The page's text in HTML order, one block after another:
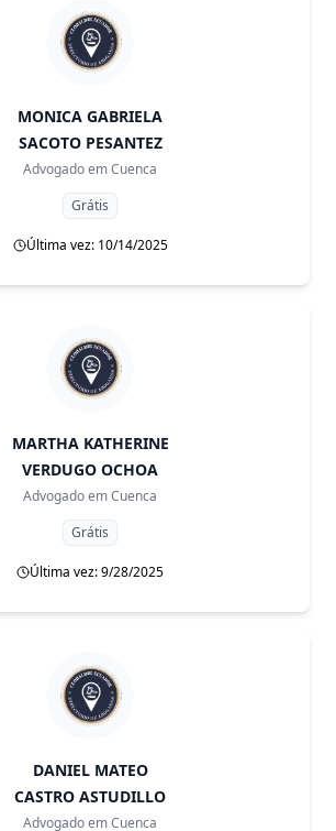
MONICA GABRIELA
SACOTO PESANTEZ
Advogado emCuenca
Grátis
Última vez: 10/14/2025
MARTHA KATHERINE
VERDUGO OCHOA
Advogado emCuenca
Grátis
Última vez: 9/28/2025
DANIEL MATEO
CASTRO ASTUDILLO
Advogado emCuenca